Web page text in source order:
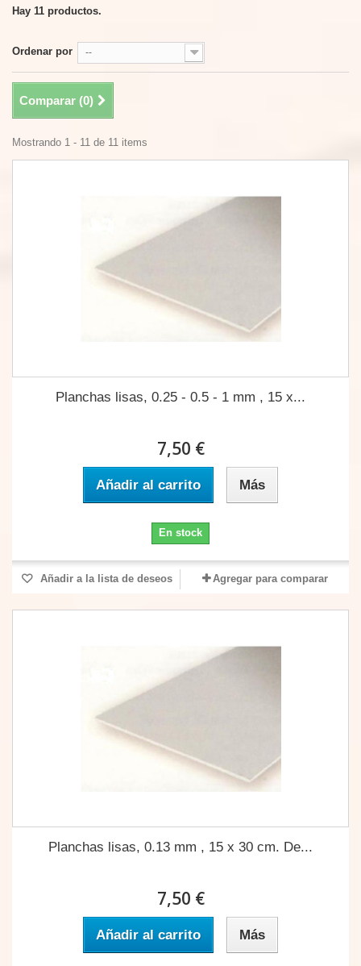
Hay 11 productos.
Ordenar por --
Comparar (0)
Mostrando 1 - 11 de 11 items
Planchas lisas, 0.25 - 0.5 - 1 mm , 15 x...
7,50 €
Añadir al carrito Más
En stock
Añadir a la lista de deseos Agregar para comparar
Planchas lisas, 0.13 mm , 15 x 30 cm. De...
7,50 €
Añadir al carrito Más